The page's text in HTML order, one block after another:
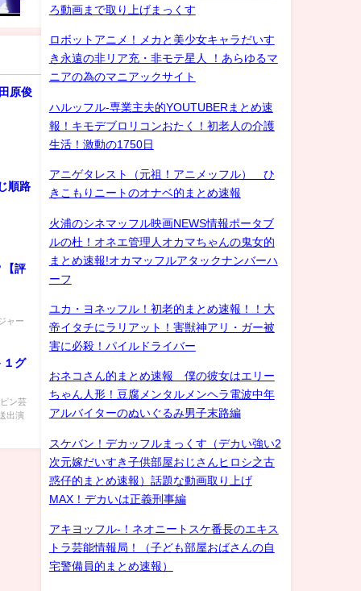
原俊
順路
【評
ャー
グ
ン芸
出演
ろ動画まで取り上げまっくす
ロボットアニメ！メカと美少女キャラだいす
き永遠の非リア充・非モテ星人 ！あらゆるマ
ニアの為のマニアックサイト
ハルッフル-専業主夫的YOUTUBERまとめ速
報！キモデブロリコンおたく！初老人の介護
生活！激動の1750日
アニゲタレスト（元祖！アニメッフル） ひ
きこもりニートのオナベ的まとめ速報
火浦のシネマッフル映画NEWS情報ポータブ
ルの杜！オネエ管理人オカマちゃんの鬼女的
まとめ速報!オカマッフルアタックナンバーハ
ーフ
ユカ・ヨネッフル！初老的まとめ速報！！大
帝イタチにラリアット！害獣神アリ・ガー被
害に必殺！パイルドライバー
おネコさん的まとめ速報 僕の彼女はエリー
ちゃん人形！豆腐メンタルメンヘラ電波中年
アルバイターのぬいぐるみ男子末路編
スケバン！デカッフルまっくす（デカい強い2
次元嫁だいすき子供部屋おじさんヒロシ之古
惑仔的まとめ速報）話題な動画取り上げ
MAX！デカいは正義刑事編
アキヨッフル-！ネオニートスケ番長のエキス
トラ芸能情報局！（子ども部屋おばさんの自
宅警備員的まとめ速報）